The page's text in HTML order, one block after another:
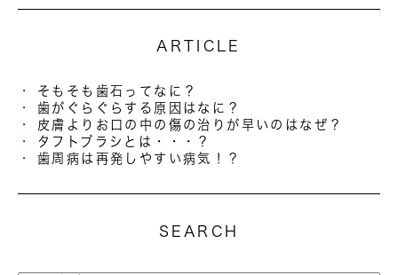
ARTICLE
そもそも歯石ってなに？
歯がぐらぐらする原因はなに？
皮膚よりお口の中の傷の治りが早いのはなぜ？
タフトブラシとは・・・？
歯周病は再発しやすい病気！？
SEARCH